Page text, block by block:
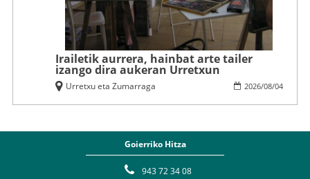
Irailetik aurrera, hainbat arte tailer
izango dira aukeran Urretxun
2026/08/04
Urretxu eta Zumarraga
Goierriko Hitza
943 72 34 08